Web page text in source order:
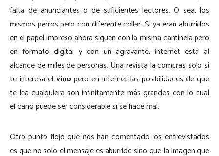
falta de anunciantes o de suficientes lectores. O sea, los
mismos perros pero con diferente collar. Si ya eran aburridos
en el papel impreso ahora siguen con la misma cantinela pero
en formato digital y con un agravante, internet está al
alcance de miles de personas. Una revista la compras solo si
te interesa el vino pero en internet las posibilidades de que
te lea cualquiera son infinitamente más grandes con lo cual
el daño puede ser considerable si se hace mal.
Otro punto flojo que nos han comentado los entrevistados
es que no solo el mensaje es aburrido sino que la imagen que